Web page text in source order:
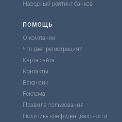
Народный рейтинг банков
ПОМОЩЬ
О компании
Что даёт регистрация?
Карта сайта
Контакты
Вакансии
Реклама
Правила пользования
Политика конфиденциальности